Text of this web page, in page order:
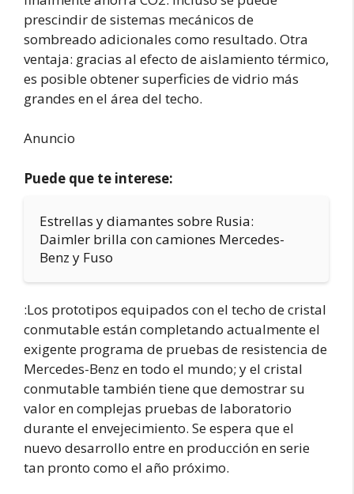
prescindir de sistemas mecánicos de
sombreado adicionales como resultado. Otra
ventaja: gracias al efecto de aislamiento térmico,
es posible obtener superficies de vidrio más
grandes en el área del techo.
Anuncio
Puede que te interese:
Estrellas y diamantes sobre Rusia:
Daimler brilla con camiones Mercedes-
Benz y Fuso
:Los prototipos equipados con el techo de cristal
conmutable están completando actualmente el
exigente programa de pruebas de resistencia de
Mercedes-Benz en todo el mundo; y el cristal
conmutable también tiene que demostrar su
valor en complejas pruebas de laboratorio
durante el envejecimiento. Se espera que el
nuevo desarrollo entre en producción en serie
tan pronto como el año próximo.